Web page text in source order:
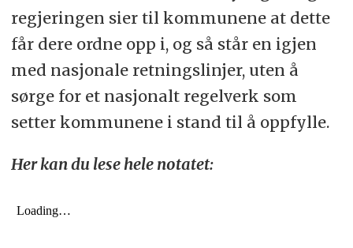
regjeringen sier til kommunene at dette
får dere ordne opp i, og så står en igjen
med nasjonale retningslinjer, uten å
sørge for et nasjonalt regelverk som
setter kommunene i stand til å oppfylle.
Her kan du lese hele notatet: